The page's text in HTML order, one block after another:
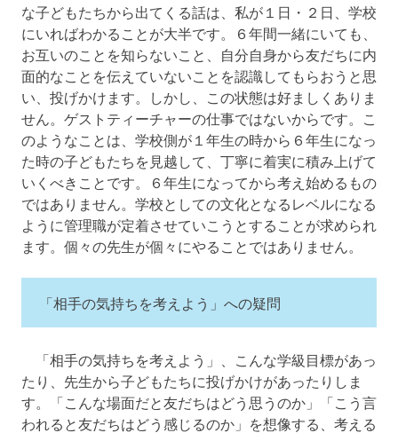
な子どもたちから出てくる話は、私が１日・２日、学校
にいればわかることが大半です。６年間一緒にいても、
お互いのことを知らないこと、自分自身から友だちに内
面的なことを伝えていないことを認識してもらおうと思
い、投げかけます。しかし、この状態は好ましくありま
せん。ゲストティーチャーの仕事ではないからです。こ
のようなことは、学校側が１年生の時から６年生になっ
た時の子どもたちを見越して、丁寧に着実に積み上げて
いくべきことです。６年生になってから考え始めるもの
ではありません。学校としての文化となるレベルになる
ように管理職が定着させていこうとすることが求められ
ます。個々の先生が個々にやることではありません。
「相手の気持ちを考えよう」への疑問
「相手の気持ちを考えよう」、こんな学級目標があっ
たり、先生から子どもたちに投げかけがあったりしま
す。「こんな場面だと友だちはどう思うのか」「こう言
われると友だちはどう感じるのか」を想像する、考える